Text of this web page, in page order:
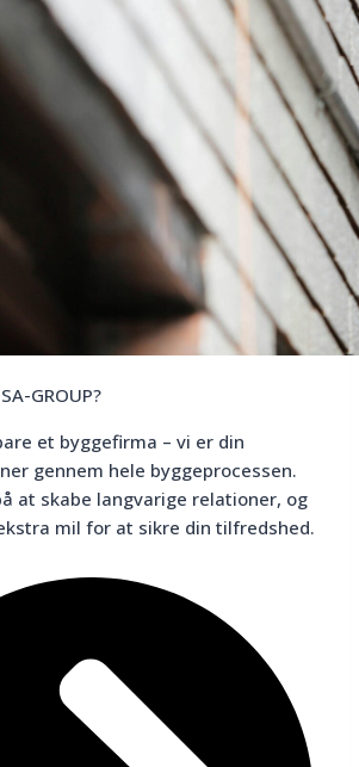
GROUP?
et byggefirma – vi er din
gennem hele byggeprocessen.
at skabe langvarige relationer, og
mil for at sikre din tilfredshed.